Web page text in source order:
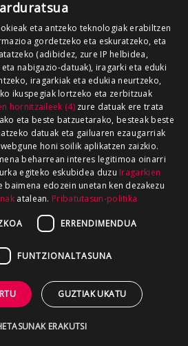
arduratsua
eta antzeko teknologiak erabiltzen
gordetzeko eta eskuratzeko, eta
(adibidez, zure IP helbidea,
nabigazio-datuak), iragarki eta eduki
iragarkiak eta edukia neurtzeko,
ikuspegiak lortzeko eta zerbitzuak
hornitzaileek (4)zure datuak ere trata
eta beste batzuetarako, besteak beste
datuak eta gailuaren ezaugarriak
honi soilik aplikatzen zaizkio.
beharrean interes legitimoa oinarri
egiteko eskubidea duzu Iragarkien
baimena edozein unetan ken dezakezu
atalean. Pribatutasun-politika
ERRENDIMENDUA
FUNTZIONALTASUNA
GUZTIAK UKATU
ERAKUTSI